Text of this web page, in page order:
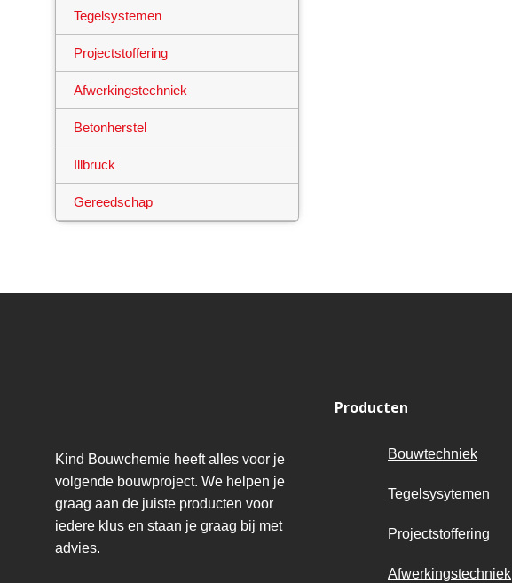
Tegelsystemen
Projectstoffering
Afwerkingstechniek
Betonherstel
Illbruck
Gereedschap
Kind Bouwchemie heeft alles voor je
volgende bouwproject. We helpen je
graag aan de juiste producten voor
iedere klus en staan je graag bij met
advies.
Producten
Bouwtechniek
Tegelsysytemen
Projectstoffering
Afwerkingstechniek